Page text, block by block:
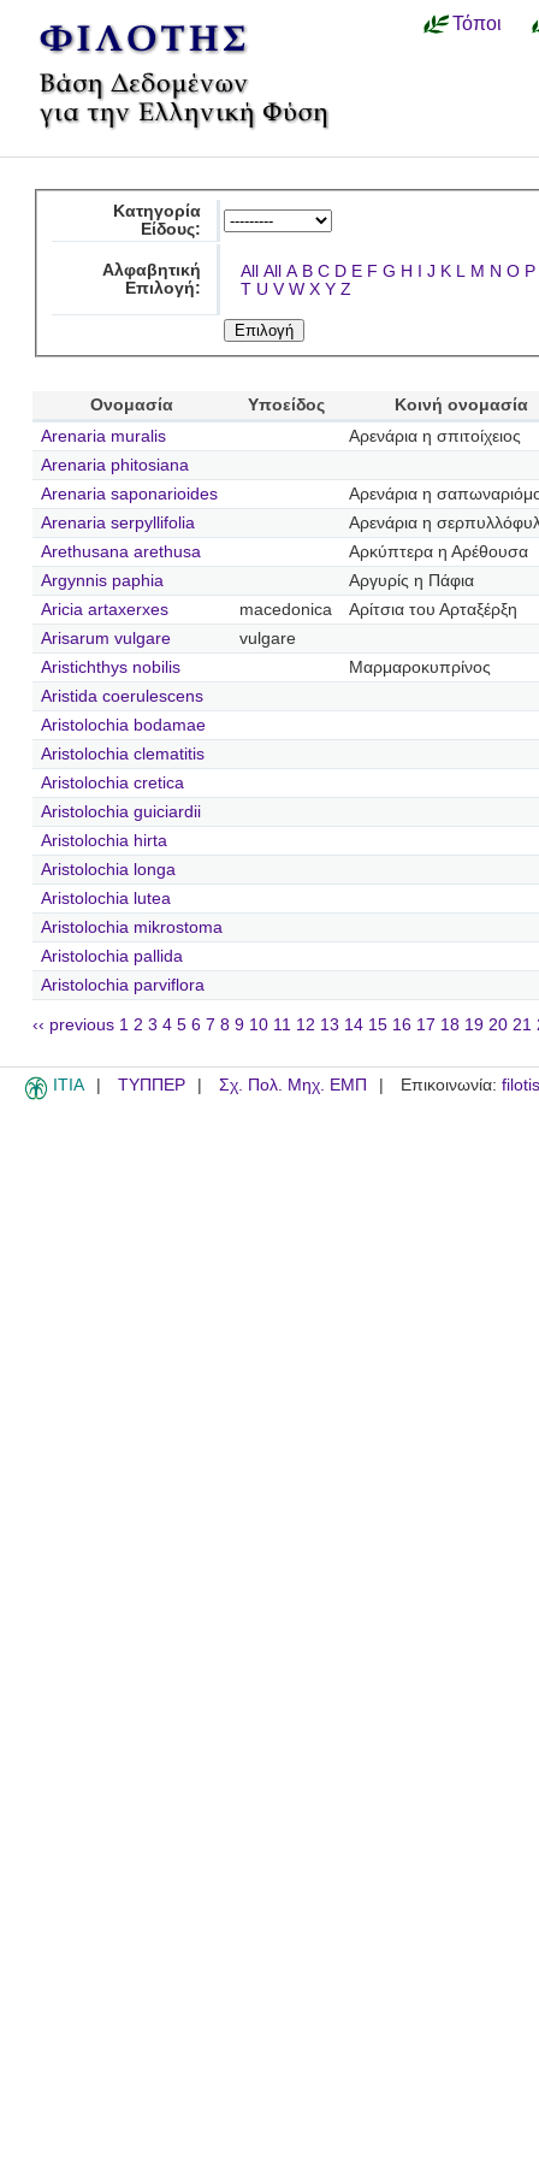
Τόποι
Κατηγορία
Είδους:
Αλφαβητική
Επιλογή:
All All A B C D E F G H I J K L M N O P
T U V W X Y Z
Ονομασία Υποείδος
Κοινή ονομασία
Arenaria muralis
Αρενάρια η σπιτοίχειος
Arenaria phitosiana
Arenaria saponarioides
Αρενάρια η
Arenaria serpyllifolia
Αρενάρια η
Arethusana arethusa
Αρκύπτερα η Αρέθουσα
Argynnis paphia
Αργυρίς η Πάφια
Aricia artaxerxes
macedonica
Αρίτσια του Αρταξέρξη
Arisarum vulgare
vulgare
Aristichthys nobilis
Μαρμαροκυπρίνος
Aristida coerulescens
Aristolochia bodamae
Aristolochia clematitis
Aristolochia cretica
Aristolochia guiciardii
Aristolochia hirta
Aristolochia longa
Aristolochia lutea
Aristolochia mikrostoma
Aristolochia pallida
Aristolochia parviflora
‹‹ previous 1 2 3 4 5 6 7 8 9 10 11 12 13 14 15 16 17 18 19 20 21
ITIA ΤΥΠΠΕΡ Σχ. Πολ. Μηχ. ΕΜΠ Επικοινωνία: